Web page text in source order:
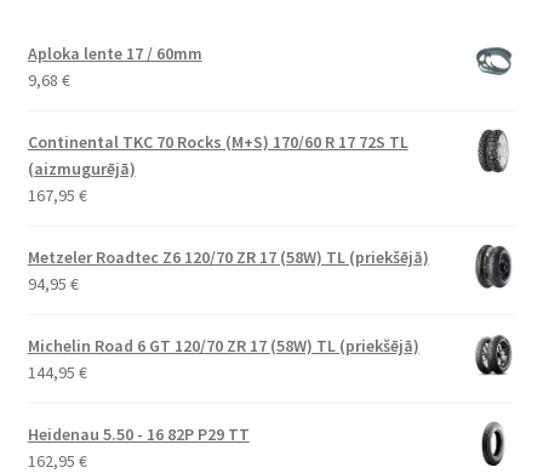
Aploka lente 17 / 60mm
9,68 €
Continental TKC 70 Rocks (M+S) 170/60 R 17 72S TL
(aizmugurējā)
167,95 €
Metzeler Roadtec Z6 120/70 ZR 17 (58W) TL (priekšējā)
94,95 €
Michelin Road 6 GT 120/70 ZR 17 (58W) TL (priekšējā)
144,95 €
Heidenau 5.50 - 16 82P P29 TT
162,95 €